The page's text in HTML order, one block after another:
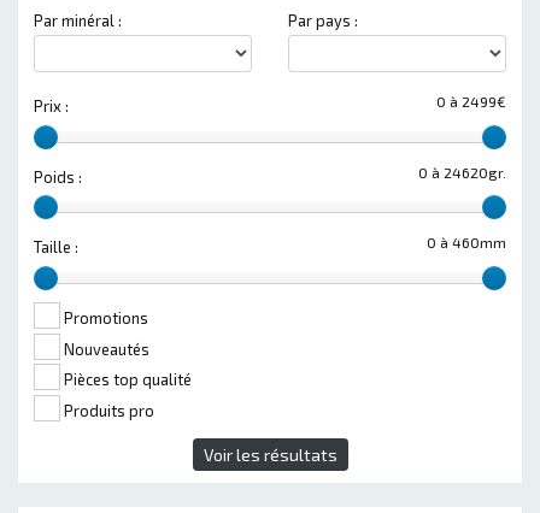
Par minéral : Par pays :
0 à 2499€
Prix :
0 à 24620gr.
Poids :
0 à 460mm
Taille :
Promotions
Nouveautés
Pièces top qualité
Produits pro
Voir les résultats